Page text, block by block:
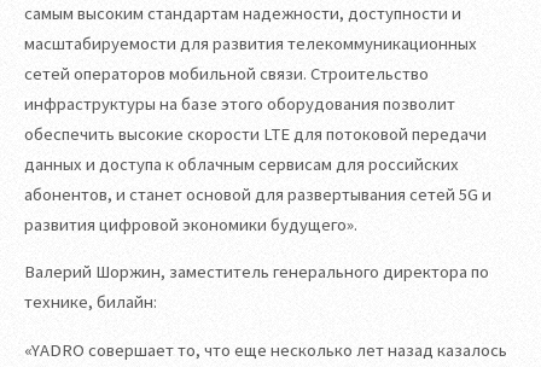
самым высоким стандартам надежности, доступности и
масштабируемости для развития телекоммуникационных
сетей операторов мобильной связи. Строительство
инфраструктуры на базе этого оборудования позволит
обеспечить высокие скорости LTE для потоковой передачи
данных и доступа к облачным сервисам для российских
абонентов, и станет основой для развертывания сетей 5G и
развития цифровой экономики будущего».
Валерий Шоржин, заместитель генерального директора по
технике, билайн:
«YADRO совершает то, что еще несколько лет назад казалось